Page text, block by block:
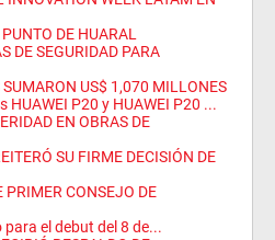
DE HUARAL
DE SEGURIDAD PARA
SUMARON US$ 1,070 MILLONES
P20 y HUAWEI P20 ...
EN OBRAS DE
SU FIRME DECISIÓN DE
PRIMER CONSEJO DE
el debut del 8 de...